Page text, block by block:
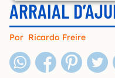
ARRAIAL
Por Ricardo Freire